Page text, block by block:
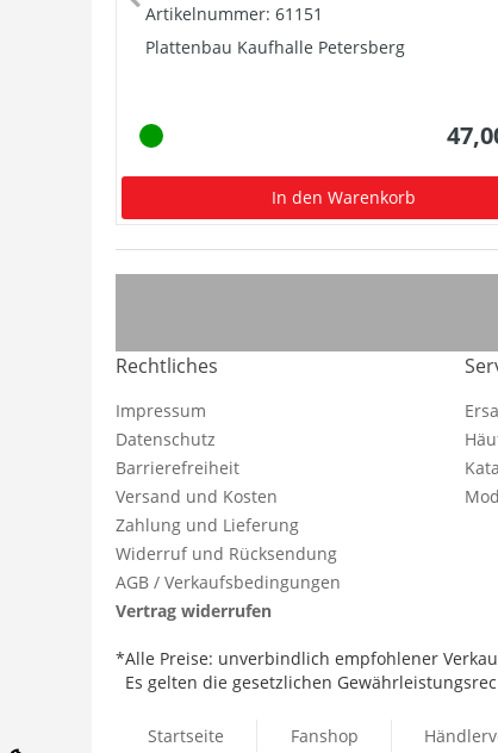
Artikelnummer: 61151
Plattenbau Kaufhalle Petersberg
In den Warenkorb
Rechtliches
Impressum
Datenschutz
Barrierefreiheit
Versand und Kosten
Zahlung und Lieferung
Widerruf und Rücksendung
AGB / Verkaufsbedingungen
Vertrag widerrufen
*Alle Preise: unverbindlich empfohlener
Es gelten die gesetzlichen
Startseite Fanshop